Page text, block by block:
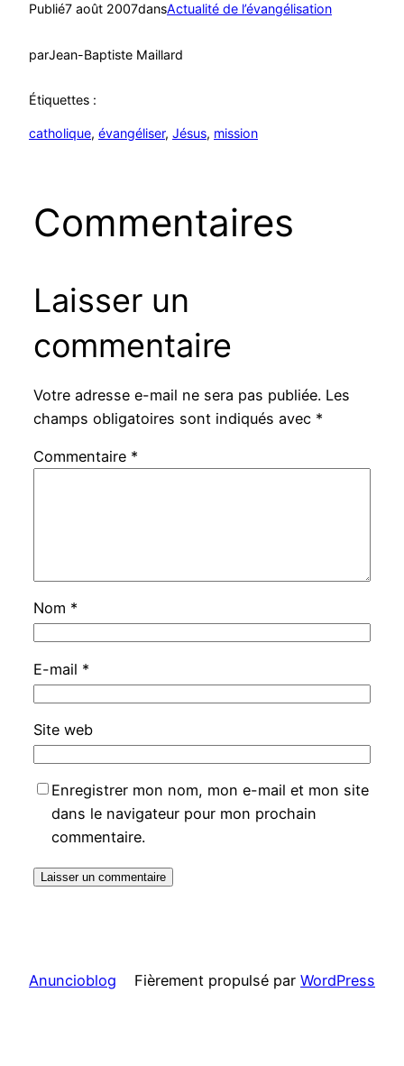
Publié7 août 2007dansActualité de l’évangélisation
parJean-Baptiste Maillard
Étiquettes :
catholique, évangéliser, Jésus, mission
Commentaires
Laisser un
commentaire
Votre adresse e-mail ne sera pas publiée. Les
champs obligatoires sont indiqués avec *
Commentaire *
Nom *
E-mail *
Site web
Enregistrer mon nom, mon e-mail et mon site
dans le navigateur pour mon prochain
commentaire.
Anuncioblog Fièrement propulsé par WordPress